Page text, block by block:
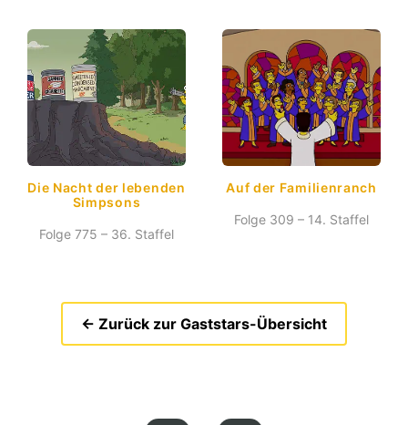
Die Nacht der lebenden
Simpsons
Folge 775 – 36. Staffel
Auf der Familienranch
Folge 309 – 14. Staffel
← Zurück zur Gaststars-Übersicht